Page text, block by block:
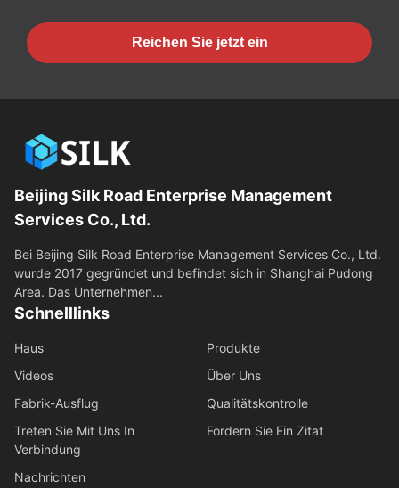
Reichen Sie jetzt ein
Beijing Silk Road Enterprise Management
Services Co., Ltd.
Bei Beijing Silk Road Enterprise Management Services Co., Ltd.
wurde 2017 gegründet und befindet sich in Shanghai Pudong
Area. Das Unternehmen...
Schnelllinks
Haus
Produkte
Videos
Über Uns
Fabrik-Ausflug
Qualitätskontrolle
Treten Sie Mit Uns In
Verbindung
Fordern Sie Ein Zitat
Nachrichten